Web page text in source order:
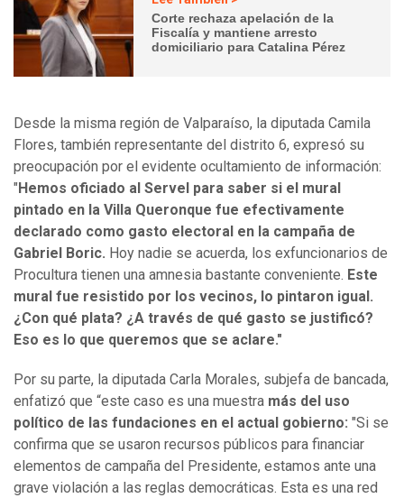
Corte rechaza apelación de la
Fiscalía y mantiene arresto
domiciliario para Catalina Pérez
Desde la misma región de Valparaíso, la diputada Camila
Flores, también representante del distrito 6, expresó su
preocupación por el evidente ocultamiento de información:
" Hemos oficiado al Servel para saber si el mural
pintado en la Villa Queronque fue efectivamente
declarado como gasto electoral en la campaña de
Gabriel Boric. Hoy nadie se acuerda, los exfuncionarios de
Procultura tienen una amnesia bastante conveniente. Este
mural fue resistido por los vecinos, lo pintaron igual.
¿Con qué plata? ¿A través de qué gasto se justificó?
Eso es lo que queremos que se aclare."
Por su parte, la diputada Carla Morales, subjefa de bancada,
enfatizó que “este caso es una muestra más del uso
político de las fundaciones en el actual gobierno: "Si se
confirma que se usaron recursos públicos para financiar
elementos de campaña del Presidente, estamos ante una
grave violación a las reglas democráticas. Esta es una red